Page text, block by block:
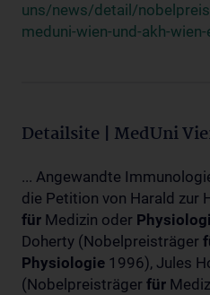
uns/news/detail/
meduni-wien-und-akh-
Detailsite | MedUni
... Angewandte
die Petition von Harald zur
für Medizin oder
Doherty (Nobelpreisträger
Physiologie 1996), Jules
(Nobelpreisträger für